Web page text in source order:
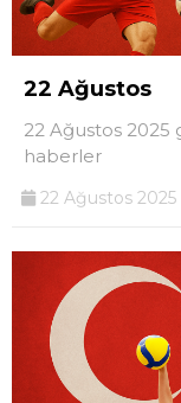
22 Ağustos
22 Ağustos 2025
haberler
22 Ağustos